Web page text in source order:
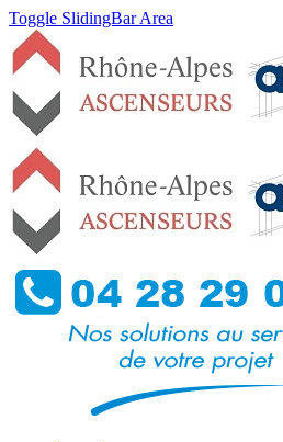
Toggle SlidingBar Area